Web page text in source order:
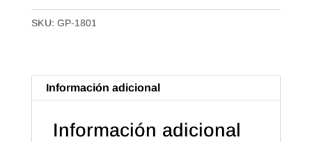
Catalán.
Caja
cantidad
SKU: GP-1801
Información adicional
Información adicional